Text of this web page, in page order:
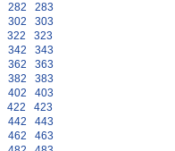
282
283
302
303
322
323
342
343
362
363
382
383
402
403
422
423
442
443
462
463